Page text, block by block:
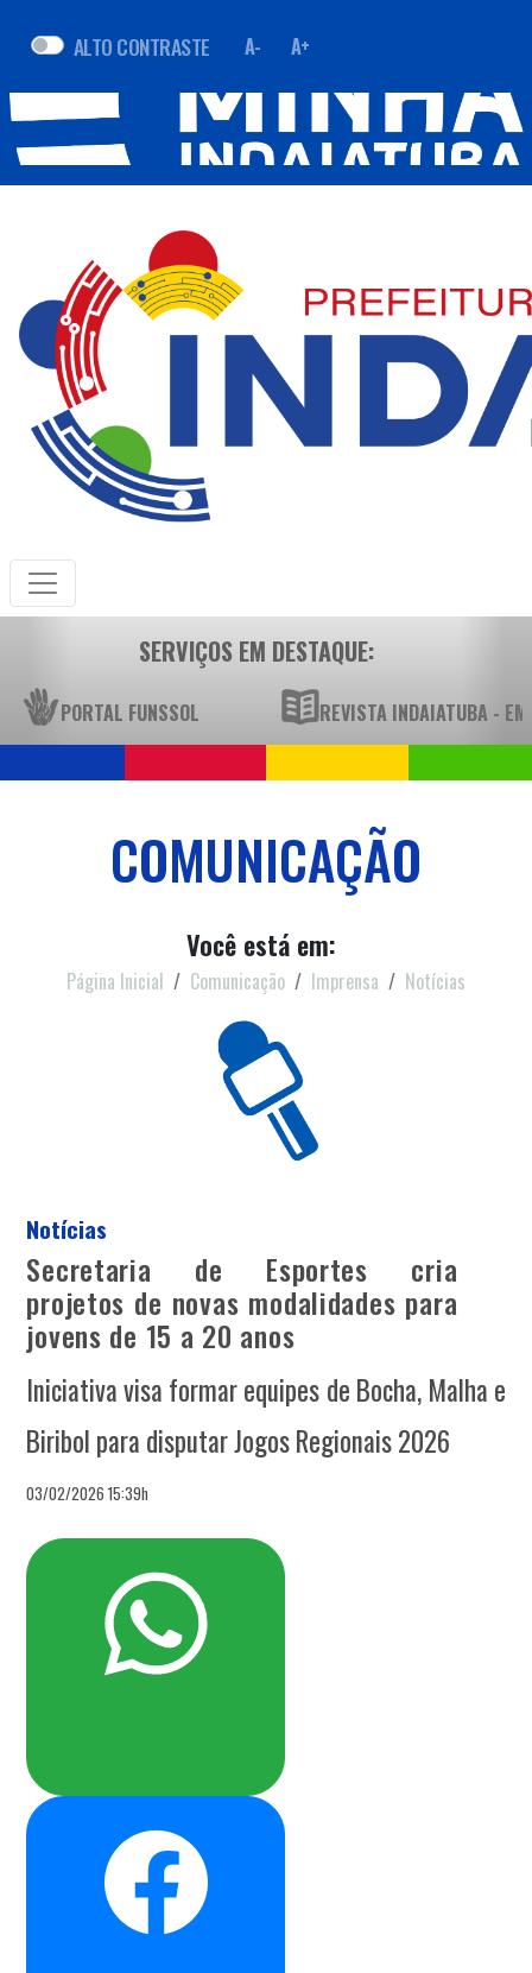
ALTO CONTRASTE A- A+
SERVIÇOS EM DESTAQUE:
PORTAL FUNSSOL REVISTA INDAIATUBA -
COMUNICAÇÃO
Você está em:
Página Inicial Comunicação Imprensa Notícias
Notícias
Secretaria de Esportes cria
projetos de novas modalidades para
jovens de 15 a 20 anos
Iniciativa visa formar equipes de Bocha, Malha e
Biribol para disputar Jogos Regionais 2026
03/02/2026 15:39h